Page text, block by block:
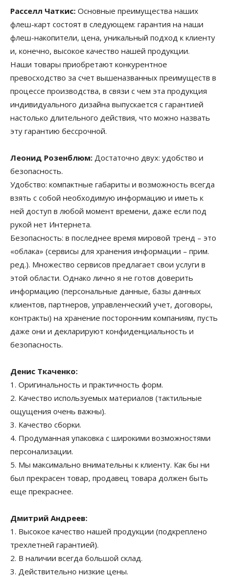
Расселл Чаткис: Основные преимущества наших
флеш-карт состоят в следующем: гарантия на наши
флеш-накопители, цена, уникальный подход к клиенту
и, конечно, высокое качество нашей продукции.
Наши товары приобретают конкурентное
превосходство за счет вышеназванных преимуществ в
процессе производства, в связи с чем эта продукция
индивидуального дизайна выпускается с гарантией
настолько длительного действия, что можно назвать
эту гарантию бессрочной.
Леонид Розенблюм: Достаточно двух: удобство и
безопасность.
Удобство: компактные габариты и возможность всегда
взять с собой необходимую информацию и иметь к
ней доступ в любой момент времени, даже если под
рукой нет Интернета.
Безопасность: в последнее время мировой тренд – это
«облака» (сервисы для хранения информации – прим.
ред.). Множество сервисов предлагает свои услуги в
этой области. Однако лично я не готов доверить
информацию (персональные данные, базы данных
клиентов, партнеров, управленческий учет, договоры,
контракты) на хранение посторонним компаниям, пусть
даже они и декларируют конфиденциальность и
безопасность.
Денис Ткаченко:
1. Оригинальность и практичность форм.
2. Качество используемых материалов (тактильные
ощущения очень важны).
3. Качество сборки.
4. Продуманная упаковка с широкими возможностями
персонализации.
5. Мы максимально внимательны к клиенту. Как бы ни
был прекрасен товар, продавец товара должен быть
еще прекраснее.
Дмитрий Андреев:
1. Высокое качество нашей продукции (подкреплено
трехлетней гарантией).
2. В наличии всегда большой склад.
3. Действительно низкие цены.